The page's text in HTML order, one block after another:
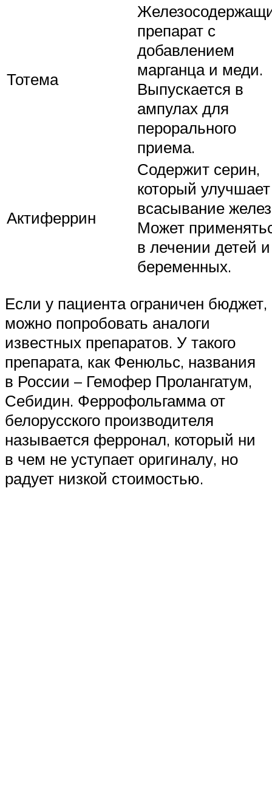
Тотема
препарат с
добавлением
марганца и меди.
Выпускается в
ампулах для
перорального
приема.
Актиферрин
Содержит серин,
который улучшает
всасывание
Может
в лечении детей и
беременных.
Если у пациента ограничен бюджет,
можно попробовать аналоги
известных препаратов. У такого
препарата, как Фенюльс, названия
в России – Гемофер Пролангатум,
Себидин. Феррофольгамма от
белорусского производителя
называется ферронал, который ни
в чем не уступает оригиналу, но
радует низкой стоимостью.